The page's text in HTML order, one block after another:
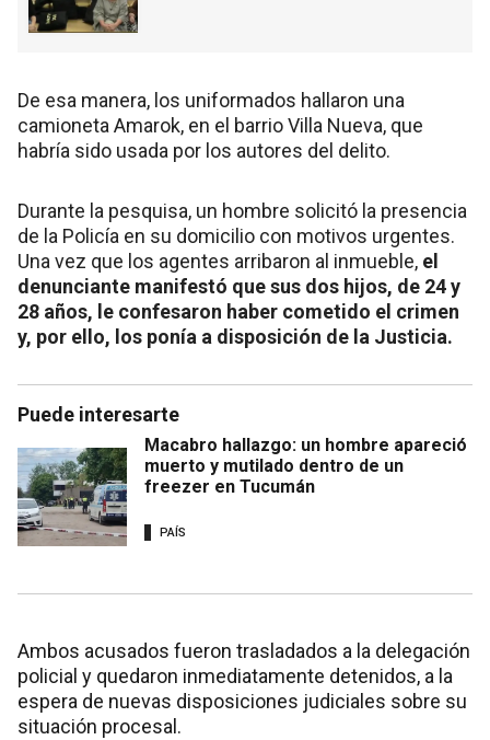
De esa manera, los uniformados hallaron una
camioneta Amarok, en el barrio Villa Nueva, que
habría sido usada por los autores del delito.
Durante la pesquisa, un hombre solicitó la presencia
de la Policía en su domicilio con motivos urgentes.
Una vez que los agentes arribaron al inmueble, el
denunciante manifestó que sus dos hijos, de 24 y
28 años, le confesaron haber cometido el crimen
y, por ello, los ponía a disposición de la Justicia.
Puede interesarte
Macabro hallazgo: un hombre apareció
muerto y mutilado dentro de un
freezer en Tucumán
PAÍS
Ambos acusados fueron trasladados a la delegación
policial y quedaron inmediatamente detenidos, a la
espera de nuevas disposiciones judiciales sobre su
situación procesal.